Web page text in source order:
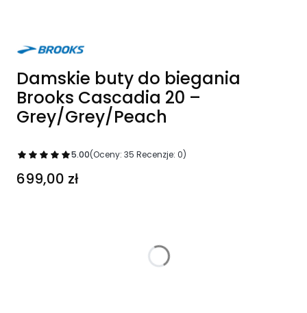
Damskie buty do biegania
Brooks Cascadia 20 –
Grey/Grey/Peach
5.00(Oceny: 35 Recenzje: 0)
Cena
699,00 zł